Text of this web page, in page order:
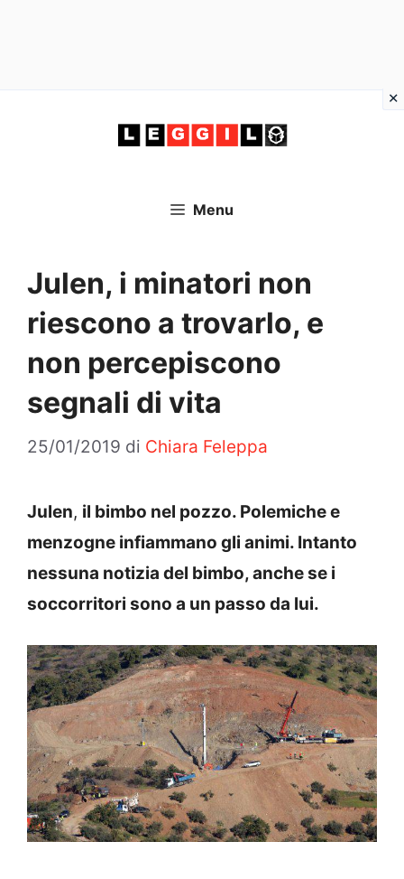
Menu
Julen, i minatori non
riescono a trovarlo, e
non percepiscono
segnali di vita
25/01/2019 di Chiara Feleppa
Julen, il bimbo nel pozzo. Polemiche e
menzogne infiammano gli animi. Intanto
nessuna notizia del bimbo, anche se i
soccorritori sono a un passo da lui.